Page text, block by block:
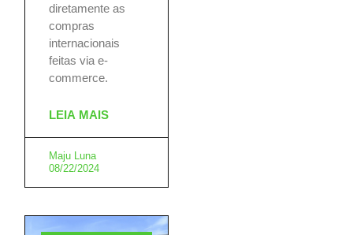
diretamente as
compras
internacionais
feitas via e-
commerce.
LEIA MAIS
Maju Luna
08/22/2024